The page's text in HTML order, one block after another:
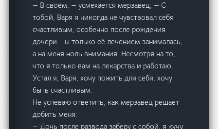
— В своём, — усмехается мерзавец, — С
тобой, Варя я никогда не чувствовал себя
счастливым, особенно после рождения
дочери. Ты только её лечением занималась,
а на меня ноль внимания. Несмотря на то,
что я только вам на лекарства и работаю.
Устал я, Варя, хочу пожить для себя, хочу
быть счастливым.
Не успеваю ответить, как мерзавец решает
добить меня:
— Дочь после развода заберу с собой, я кучу